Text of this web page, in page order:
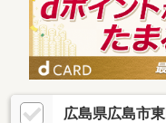
広島県広島市